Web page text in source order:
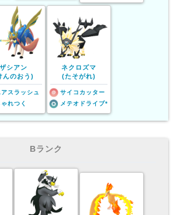
ザシアン
んのおう)
アスラッシュ
ゃれつく
ネクロズマ
(たそがれ)
サイコカッター
メテオドライブ*
Bランク